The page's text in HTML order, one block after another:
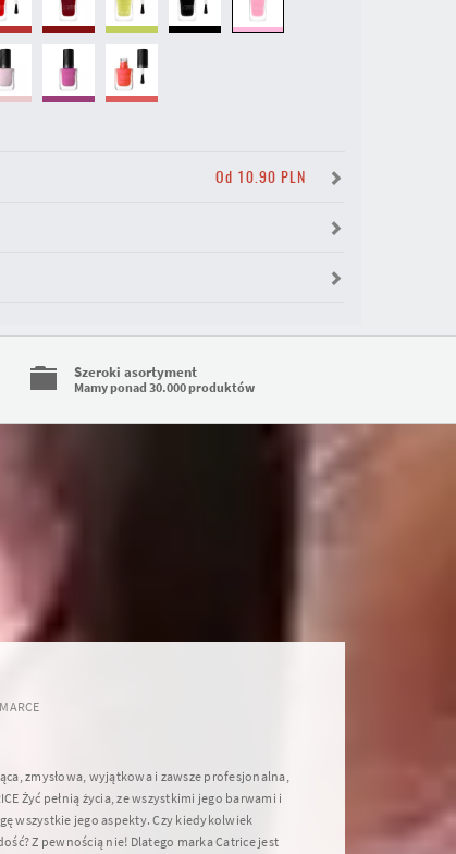
Od 10.90 PLN
Szeroki asortyment
Mamy ponad 30.000 produktów
zmysłowa, wyjątkowa i zawsze profesjonalna,
Żyć pełnią życia, ze wszystkimi jego barwami i
wszystkie jego aspekty. Czy kiedykolwiek
Z pewnością nie! Dlatego marka Catrice jest